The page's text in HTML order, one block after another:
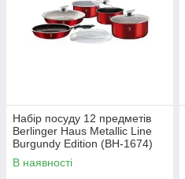
Набір посуду 12 предметів
Berlinger Haus Metallic Line
Burgundy Edition (BH-1674)
В наявності